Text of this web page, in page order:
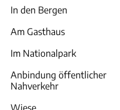
In den Bergen
Am Gasthaus
Im Nationalpark
Anbindung öffentlicher
Nahverkehr
Wiese